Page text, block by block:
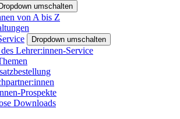
Dropdown umschalten
von A bis Z
Dropdown umschalten
Lehrer:innen-Service
Prospekte
Downloads